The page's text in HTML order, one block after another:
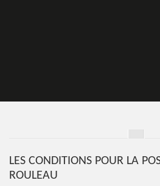
LES CONDITIONS POUR LA
ROULEAU